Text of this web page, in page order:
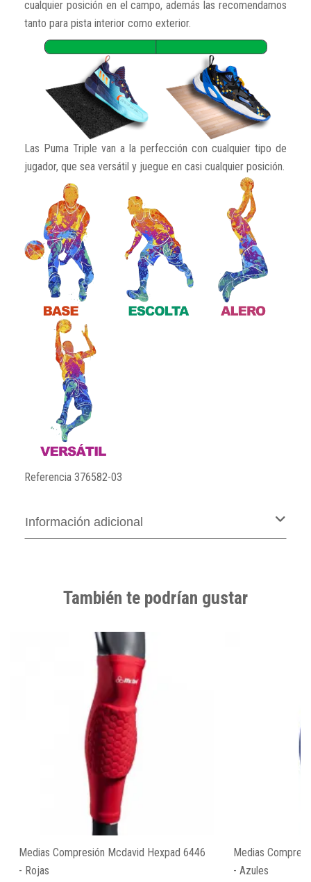
cualquier posición en el campo, además las recomendamos
tanto para pista interior como exterior.
Las Puma Triple van a la perfección con cualquier tipo de
jugador, que sea versátil y juegue en casi cualquier posición.
Referencia 376582-03
Información adicional
También te podrían gustar
Medias Compresión Mcdavid Hexpad 6446
- Rojas
Medias
- Azules